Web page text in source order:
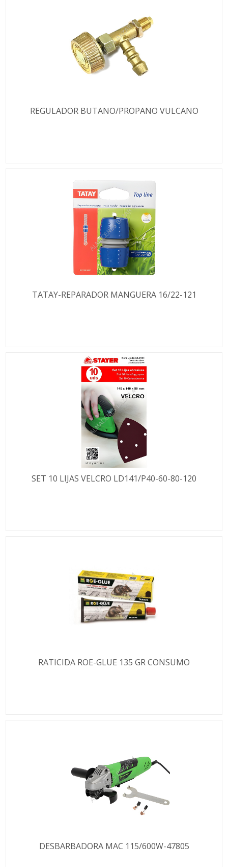
REGULADOR BUTANO/PROPANO VULCANO
TATAY-REPARADOR MANGUERA 16/22-121
SET 10 LIJAS VELCRO LD141/P40-60-80-120
RATICIDA ROE-GLUE 135 GR CONSUMO
DESBARBADORA MAC 115/600W-47805